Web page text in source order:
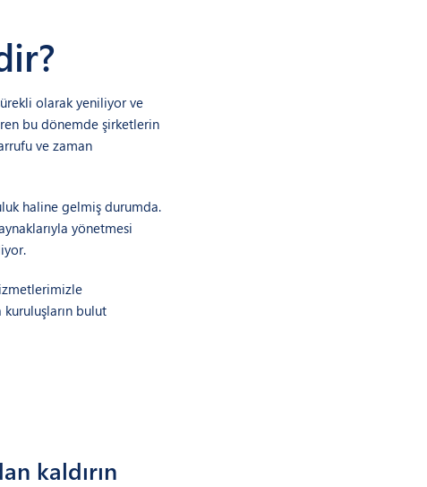
olarak yeniliyor ve
bu dönemde şirketlerin
ve zaman
haline gelmiş durumda.
yönetmesi
bulut
kaldırın